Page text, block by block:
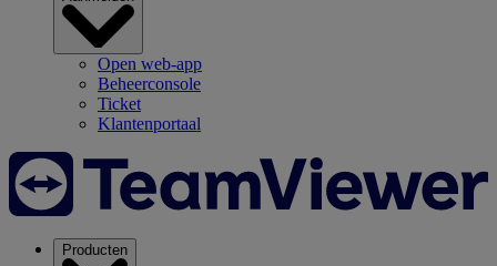
Open web-app
Beheerconsole
Ticket
Klantenportaal
Producten